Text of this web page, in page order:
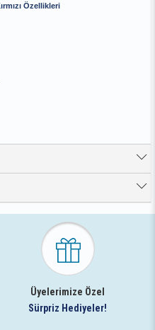
Özellikleri
Üyelerimize Özel
Sürpriz Hediyeler!